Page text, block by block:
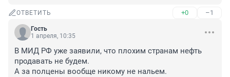
ОТВЕТИТЬ +0 –1
Гость
1 апреля, 10:35
В МИД РФ уже заявили, что плохим странам нефть
продавать не будем.
А за полцены вообще никому не нальем.